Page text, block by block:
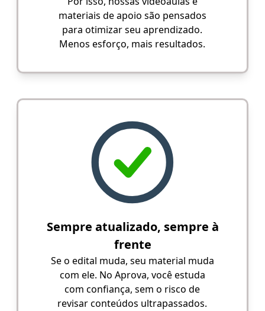
materiais de apoio são pensados
para otimizar seu aprendizado.
Menos esforço, mais resultados.
Sempre atualizado, sempre à
frente
Se o edital muda, seu material muda
com ele. No Aprova, você estuda
com confiança, sem o risco de
revisar conteúdos ultrapassados.